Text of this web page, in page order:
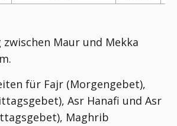
Maur und Mekka
für Fajr (Morgengebet),
Asr Hanafi und Asr
Maghrib